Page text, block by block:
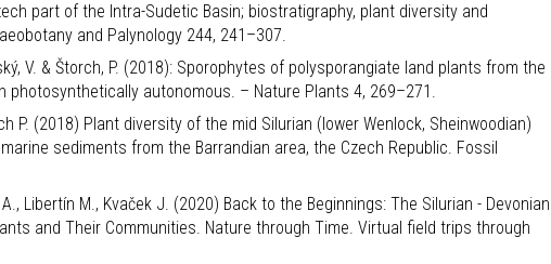
part of the Intra-Sudetic Basin; biostratigraphy, plant diversity and
and Palynology 244, 241–307.
V. & Štorch, P. (2018): Sporophytes of polysporangiate land plants from the
photosynthetically autonomous. – Nature Plants 4, 269–271.
P. (2018) Plant diversity of the mid Silurian (lower Wenlock, Sheinwoodian)
sediments from the Barrandian area, the Czech Republic. Fossil
Libertín M., Kvaček J. (2020) Back to the Beginnings: The Silurian - Devonian
and Their Communities. Nature through Time. Virtual field trips through